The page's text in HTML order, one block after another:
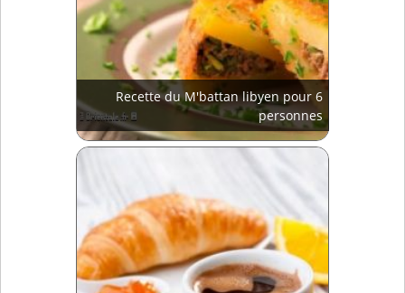
Recette du M'battan libyen pour 6
personnes